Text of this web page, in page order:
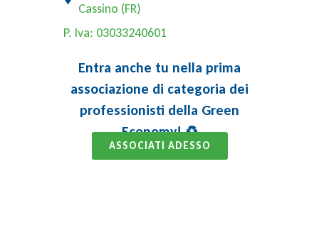
Cassino (FR)
P. Iva: 03033240601
Entra anche tu nella prima
associazione di categoria dei
professionisti della Green
Economy! ♻️
ASSOCIATI ADESSO